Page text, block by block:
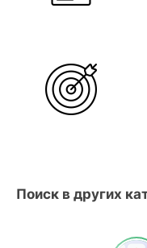
Поиск в других